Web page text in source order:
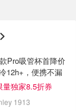
Pro吸管杯首降价
12h+，便携不漏
量独家8.5折券
1913